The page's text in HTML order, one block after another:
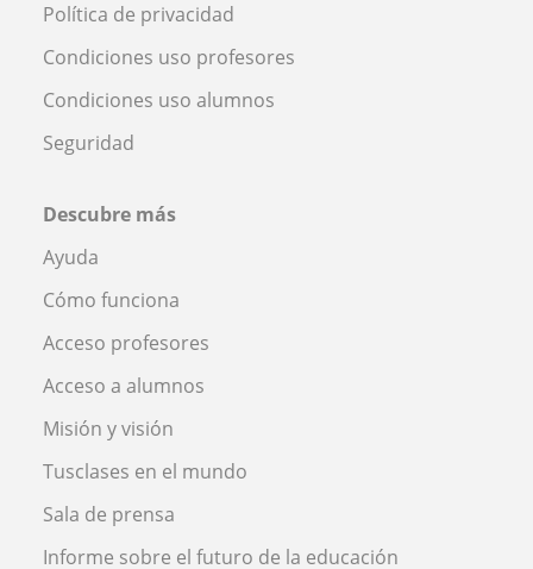
Política de privacidad
Condiciones uso profesores
Condiciones uso alumnos
Seguridad
Descubre más
Ayuda
Cómo funciona
Acceso profesores
Acceso a alumnos
Misión y visión
Tusclases en el mundo
Sala de prensa
Informe sobre el futuro de la educación